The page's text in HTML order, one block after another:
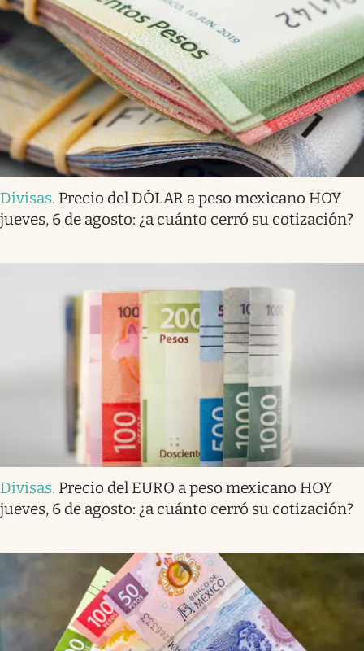
Divisas. Precio del DÓLAR a peso mexicano HOY
jueves, 6 de agosto: ¿a cuánto cerró su cotización?
Divisas. Precio del EURO a peso mexicano HOY
jueves, 6 de agosto: ¿a cuánto cerró su cotización?